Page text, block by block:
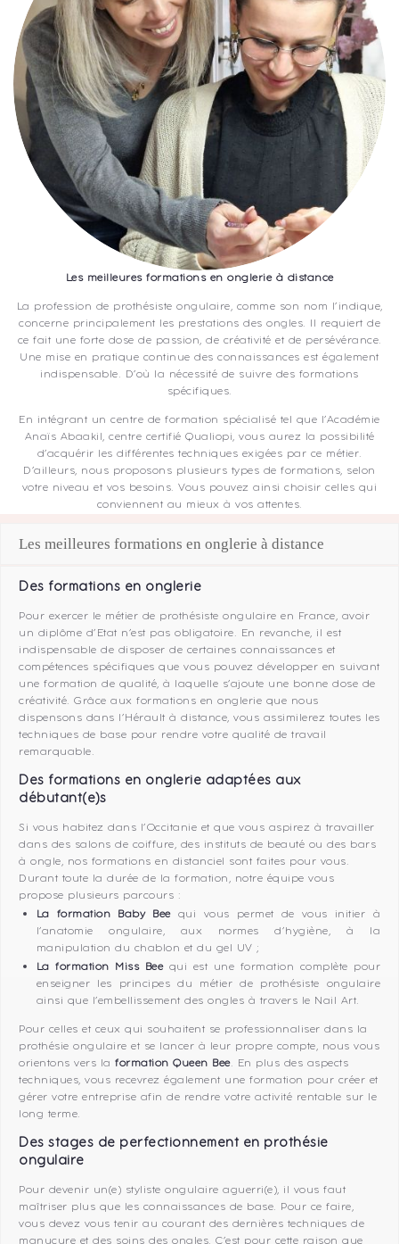
Les meilleures formations en onglerie à distance
La profession de prothésiste ongulaire, comme son nom l’indique,
concerne principalement les prestations des ongles. Il requiert de
ce fait une forte dose de passion, de créativité et de persévérance.
Une mise en pratique continue des connaissances est également
indispensable. D’où la nécessité de suivre des formations
spécifiques.
En intégrant un centre de formation spécialisé tel que l’Académie
Anaïs Abaakil, centre certifié Qualiopi, vous aurez la possibilité
d’acquérir les différentes techniques exigées par ce métier.
D’ailleurs, nous proposons plusieurs types de formations, selon
votre niveau et vos besoins. Vous pouvez ainsi choisir celles qui
conviennent au mieux à vos attentes.
Les meilleures formations en onglerie à distance
Des formations en onglerie
Pour exercer le métier de prothésiste ongulaire en France, avoir
un diplôme d’Etat n’est pas obligatoire. En revanche, il est
indispensable de disposer de certaines connaissances et
compétences spécifiques que vous pouvez développer en suivant
une formation de qualité, à laquelle s’ajoute une bonne dose de
créativité. Grâce aux formations en onglerie que nous
dispensons dans l’Hérault à distance, vous assimilerez toutes les
techniques de base pour rendre votre qualité de travail
remarquable.
Des formations en onglerie adaptées aux
débutant(e)s
Si vous habitez dans l’Occitanie et que vous aspirez à travailler
dans des salons de coiffure, des instituts de beauté ou des bars
à ongle, nos formations en distanciel sont faites pour vous.
Durant toute la durée de la formation, notre équipe vous
propose plusieurs parcours :
La formation Baby Bee qui vous permet de vous initier à
l’anatomie ongulaire, aux normes d’hygiène, à la
manipulation du chablon et du gel UV ;
La formation Miss Beequi est une formation complète pour
enseigner les principes du métier de prothésiste ongulaire
ainsi que l’embellissement des ongles à travers le Nail Art.
Pour celles et ceux qui souhaitent se professionnaliser dans la
prothésie ongulaire et se lancer à leur propre compte, nous vous
orientons vers la formation Queen Bee. En plus des aspects
techniques, vous recevrez également une formation pour créer et
gérer votre entreprise afin de rendre votre activité rentable sur le
long terme.
Des stages de perfectionnement en prothésie
ongulaire
Pour devenir un(e) styliste ongulaire aguerri(e), il vous faut
maîtriser plus que les connaissances de base. Pour ce faire,
vous devez vous tenir au courant des dernières techniques de
manucure et des soins des ongles. C’est pour cette raison que